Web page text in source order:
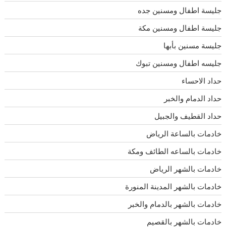
جليسة اطفال ومسنين جده
جليسة اطفال ومسنين مكة
جليسة مسنين بأبها
جليسه اطفال ومسنين تبوك
حداد الاحساء
حداد الدمام والخبر
حداد القطيف والجبيل
خادمات بالساعة الرياض
خادمات بالساعه الطائف ومكة
خادمات بالشهر الرياض
خادمات بالشهر المدينة المنورة
خادمات بالشهر بالدمام والخبر
خادمات بالشهر بالقصيم